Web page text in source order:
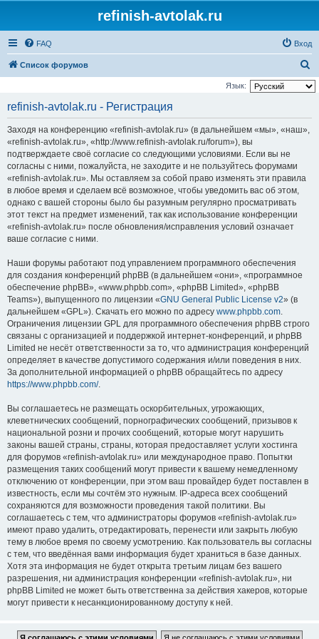
refinish-avtolak.ru
FAQ Вход
Список форумов
о
Язык:
refinish-avtolak.ru - Регистрация
Заходя на конференцию «refinish-avtolak.ru» (в дальнейшем «мы», «наш»,
«refinish-avtolak.ru», «http://www.refinish-avtolak.ru/forum»), вы
подтверждаете своё согласие со следующими условиями. Если вы не
согласны с ними, пожалуйста, не заходите и не пользуйтесь форумами
«refinish-avtolak.ru». Мы оставляем за собой право изменять эти правила
в любое время и сделаем всё возможное, чтобы уведомить вас об этом,
однако с вашей стороны было бы разумным регулярно просматривать
этот текст на предмет изменений, так как использование конференции
«refinish-avtolak.ru» после обновления/исправления условий означает
ваше согласие с ними.
Наши форумы работают под управлением программного обеспечения
для создания конференций phpBB (в дальнейшем «они», «программное
обеспечение phpBB», «www.phpbb.com», «phpBB Limited», «phpBB
Teams»), выпущенного по лицензии «GNU General Public License v2» (в
дальнейшем «GPL»). Скачать его можно по адресу www.phpbb.com.
Ограничения лицензии GPL для программного обеспечения phpBB строго
связаны с организацией и поддержкой интернет-конференций, и phpBB
Limited не несёт ответственности за то, что администрация конференций
определяет в качестве допустимого содержания и/или поведения в них.
За дополнительной информацией о phpBB обращайтесь по адресу
https://www.phpbb.com/.
Вы соглашаетесь не размещать оскорбительных, угрожающих,
клеветнических сообщений, порнографических сообщений, призывов к
национальной розни и прочих сообщений, которые могут нарушить
законы вашей страны, страны, которая предоставляет услуги хостинга
для форумов «refinish-avtolak.ru» или международное право. Попытки
размещения таких сообщений могут привести к вашему немедленному
отключению от конференции, при этом ваш провайдер будет поставлен в
известность, если мы сочтём это нужным. IP-адреса всех сообщений
сохраняются для возможности проведения такой политики. Вы
соглашаетесь с тем, что администраторы форумов «refinish-avtolak.ru»
имеют право удалить, отредактировать, перенести или закрыть любую
тему в любое время по своему усмотрению. Как пользователь вы согласны
с тем, что введённая вами информация будет храниться в базе данных.
Хотя эта информация не будет открыта третьим лицам без вашего
разрешения, ни администрация конференции «refinish-avtolak.ru», ни
phpBB Limited не может быть ответственна за действия хакеров, которые
могут привести к несанкционированному доступу к ней.